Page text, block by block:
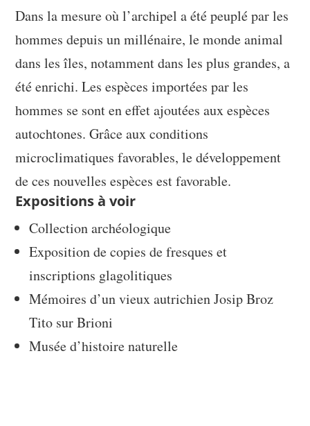
Dans la mesure où l’archipel a été peuplé par les
hommes depuis un millénaire, le monde animal
dans les îles, notamment dans les plus grandes, a
été enrichi. Les espèces importées par les
hommes se sont en effet ajoutées aux espèces
autochtones. Grâce aux conditions
microclimatiques favorables, le développement
de ces nouvelles espèces est favorable.
Expositions à voir
Collection archéologique
Exposition de copies de fresques et
inscriptions glagolitiques
Mémoires d’un vieux autrichien Josip Broz
Tito sur Brioni
Musée d’histoire naturelle